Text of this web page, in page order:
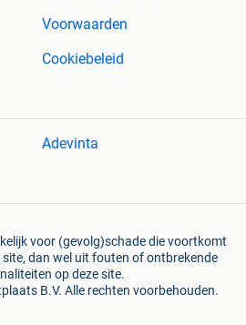
Voorwaarden
Cookiebeleid
Adevinta
voor (gevolg)schade die voortkomt
dan wel uit fouten of ontbrekende
op deze site.
B.V. Alle rechten voorbehouden.